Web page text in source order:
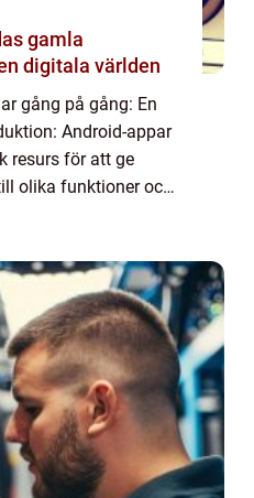
digitala världen
gång på gång: En
Android-appar
resurs för att ge
olika funktioner och